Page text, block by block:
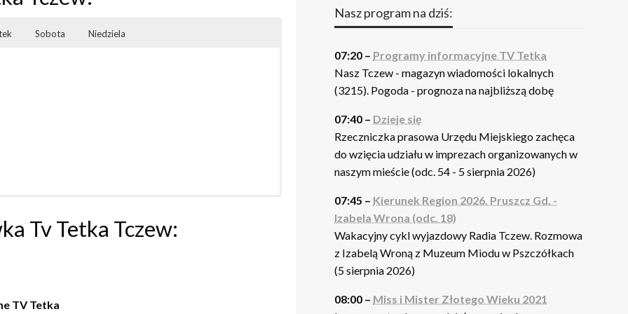
Sobota Niedziela
Tv Tetka Tczew:
TV Tetka
Nasz program na dziś:
07:20 – Programy informacyjne TV Tetka
Nasz Tczew - magazyn wiadomości lokalnych
(3215). Pogoda - prognoza na najbliższą dobę
07:40 – Dzieje się
Rzeczniczka prasowa Urzędu Miejskiego zachęca
do wzięcia udziału w imprezach organizowanych w
naszym mieście (odc. 54 - 5 sierpnia 2026)
07:45 – Kierunek Region 2026. Pruszcz Gd. -
Izabela Wrona (odc. 18)
Wakacyjny cykl wyjazdowy Radia Tczew. Rozmowa
z Izabelą Wroną z Muzeum Miodu w Pszczółkach
(5 sierpnia 2026)
08:00 – Miss i Mister Złotego Wieku 2021